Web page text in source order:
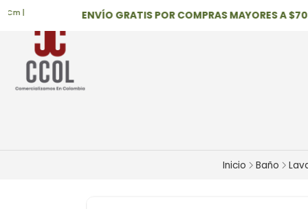
ENVÍO GRATIS POR COMPRAS MAYORES A
Inicio Baño